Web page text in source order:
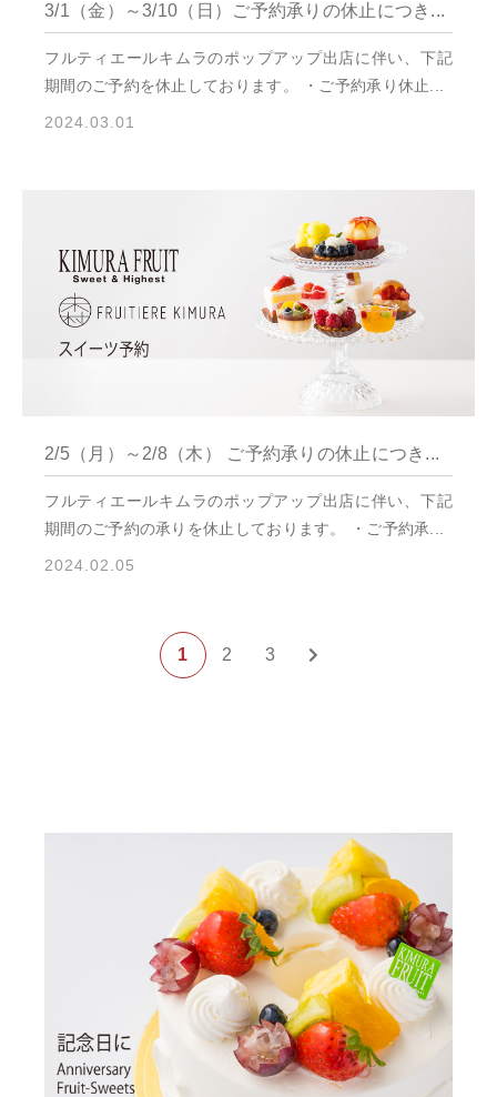
3/1（金）～3/10（日）ご予約承りの休止につき...
フルティエールキムラのポップアップ出店に伴い、下記
期間のご予約を休止しております。 ・ご予約承り休止...
2024.03.01
2/5（月）～2/8（木） ご予約承りの休止につき...
フルティエールキムラのポップアップ出店に伴い、下記
期間のご予約の承りを休止しております。 ・ご予約承...
2024.02.05
1 2 3